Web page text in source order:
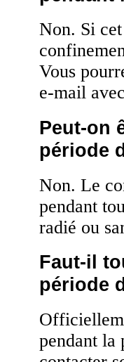
Non. Si
Vous
e-mail
Peut-on
période
Non. Le
pendant
radié ou
Faut-il
période
pendant la